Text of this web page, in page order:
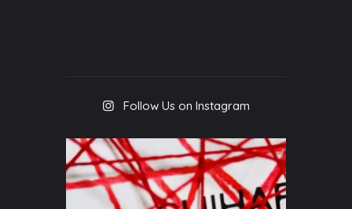
Follow Us on Instagram